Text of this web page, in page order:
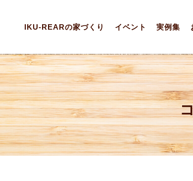
IKU-REARの家づくり イベント 実例集